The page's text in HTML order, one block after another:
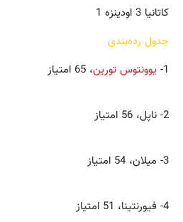
کاتانیا 3 اودینزه 1
جدول رده‌بندی
1- یوونتوس تورین، 65 امتیاز
2- ناپل، 56 امتیاز
3- میلان، 54 امتیاز
4- فیورنتینا، 51 امتیاز